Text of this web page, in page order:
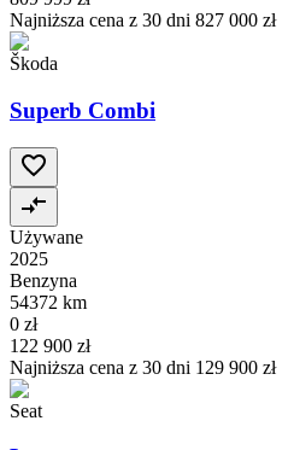
Najniższa cena z 30 dni 827 000 zł
Škoda
Superb Combi
Używane
2025
Benzyna
54372 km
0 zł
122 900 zł
Najniższa cena z 30 dni 129 900 zł
Seat